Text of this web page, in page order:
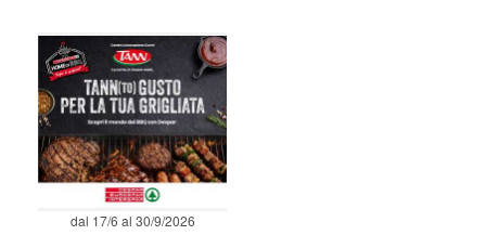
dal 17/6 al 30/9/2026